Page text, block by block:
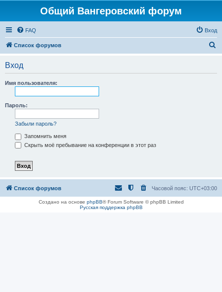
Общий Вангеровский форум
FAQ Вход
Список форумов
Вход
Имя пользователя:
Пароль:
Забыли пароль?
Запомнить меня
Скрыть моё пребывание на конференции в этот раз
Список форумов Часовой пояс: UTC+03:00
Создано на основе phpBB® Forum Software © phpBB Limited
Русская поддержка phpBB